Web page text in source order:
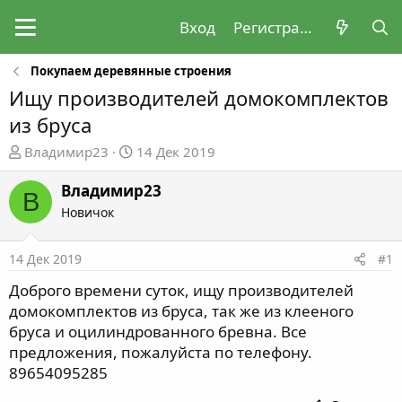
Вход Регистрация
Покупаем деревянные строения
Ищу производителей домокомплектов
из бруса
А
в
т
о
р
е
м
ы
Владимир23
Д
а
т
а
л
а
14 Дек 2019
В Владимир23
Новичок
14 Дек 2019 #1
Доброго времени суток, ищу производителей
домокомплектов из бруса, так же из клееного
бруса и оцилиндрованного бревна. Все
предложения, пожалуйста по телефону.
89654095285